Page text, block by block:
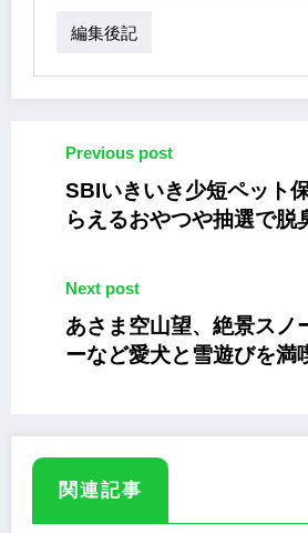
編集後記
Previous post
SBIいきいき少短ペット
らえるおやつや抽選で脱
Next post
あさま空山望、絶景スノ
ーなど愛犬と雪遊びを満
関連記事